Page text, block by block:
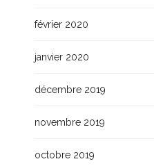
février 2020
janvier 2020
décembre 2019
novembre 2019
octobre 2019